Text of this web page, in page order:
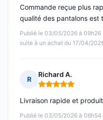
Publié le 03/05/2026 à 09h26
suite à un achat du 17/04/
Commande reçue plus
qualité des pantalons est
R
Richard A.
Note : 5 sur 5
Publié le 03/05/2026 à 06h54
Livraison rapide et